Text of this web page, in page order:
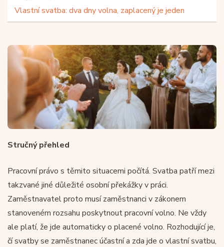
Vlastní svatba: dva dny volna, zaplacený je jeden
Stručný přehled
Pracovní právo s těmito situacemi počítá. Svatba patří mezi
takzvané jiné důležité osobní překážky v práci.
Zaměstnavatel proto musí zaměstnanci v zákonem
stanoveném rozsahu poskytnout pracovní volno. Ne vždy
ale platí, že jde automaticky o placené volno. Rozhodující je,
čí svatby se zaměstnanec účastní a zda jde o vlastní svatbu,